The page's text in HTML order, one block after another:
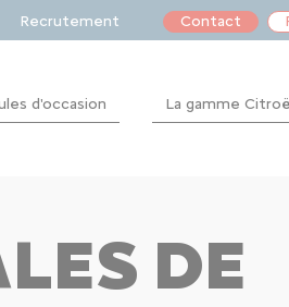
Recrutement Contact
d'occasion La gamme
DE